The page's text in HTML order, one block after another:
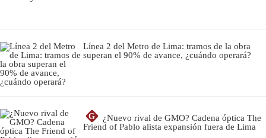
Línea 2 del Metro de Lima: tramos de la obra
superan el 90% de avance, ¿cuándo operará?
G
¿Nuevo rival de GMO? Cadena óptica The
Friend of Pablo alista expansión fuera de Lima